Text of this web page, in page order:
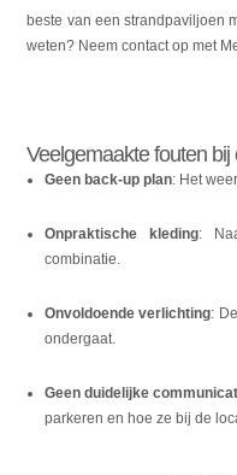
beste van een strandpaviljoen
weten? Neem contact op met
Veelgemaakte fouten bij
Geen back-up plan: Het
Onpraktische kleding:
combinatie.
Onvoldoende verlichting:
ondergaat.
Geen duidelijke
parkeren en hoe ze bij de